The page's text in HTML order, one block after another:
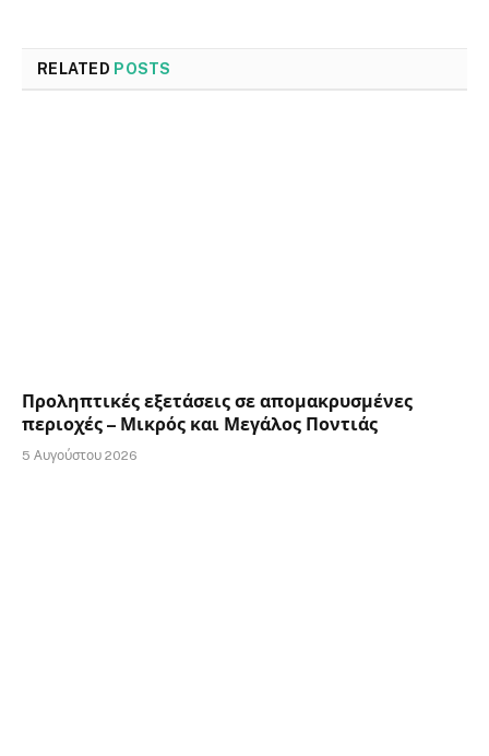
RELATED POSTS
Προληπτικές εξετάσεις σε απομακρυσμένες
περιοχές – Μικρός και Μεγάλος Ποντιάς
5 Αυγούστου 2026